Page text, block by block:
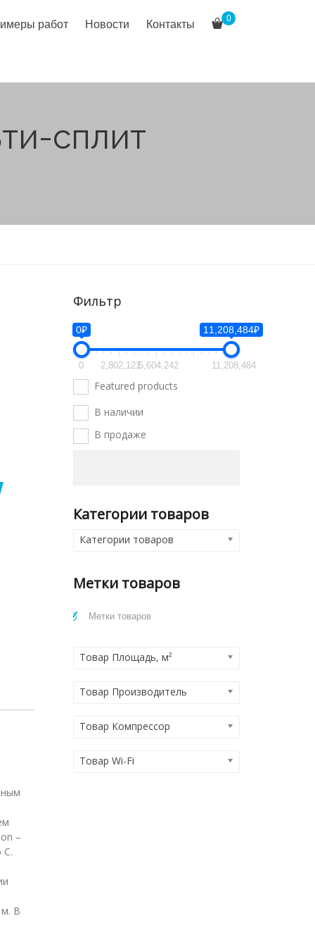
работ Новости Контакты 0
сплит
–
В
Фильтр
0₽ 11,208,484₽
0 2,802,1215,604,242 11,208,484
Featured products
В наличии
В продаже
Категории товаров
Категории товаров
Метки товаров
Товар Площадь, м²
Товар Производитель
Товар Компрессор
Товар Wi-Fi